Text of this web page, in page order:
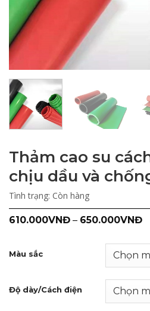
Thảm cao su
chịu dầu và
Tình trạng: Còn hàng
610.000VNĐ – 650.000VNĐ
Màu sắc
Độ dày/Cách điện